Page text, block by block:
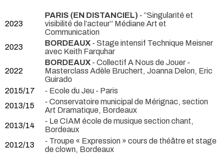
2023
PARIS (EN DISTANCIEL) - “Singularité et
visibilité de l’acteur” Médiane Art et
Communication
2023
BORDEAUX - Stage intensif Technique Meisner
avec Keith Farquhar
2022
BORDEAUX - Collectif A Nous de Jouer -
Masterclass Adèle Bruchert, Joanna Delon, Eric
Guirado
2015/17
- Ecole du Jeu - Paris
2013/15
- Conservatoire municipal de Mérignac, section
Art Dramatique, Bordeaux
2013/14
- Le CIAM école de musique section chant,
Bordeaux
2012/13
- Troupe « Expression » cours de théâtre et stage
de clown, Bordeaux